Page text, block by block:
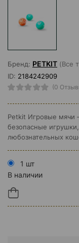
Бренд: PETKIT (Все
ID: 2184242909
(0
Petkit Игровые мячи
безопасные
любознательных
1 шт
В наличии